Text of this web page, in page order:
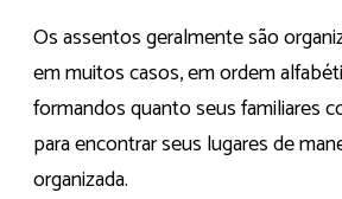
Os assentos geralmente são
em muitos casos, em ordem
formandos quanto seus familiares
para encontrar seus lugares de
organizada.